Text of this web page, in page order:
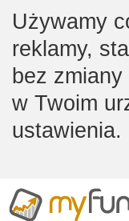
Używamy
reklamy,
bez
w Twoim